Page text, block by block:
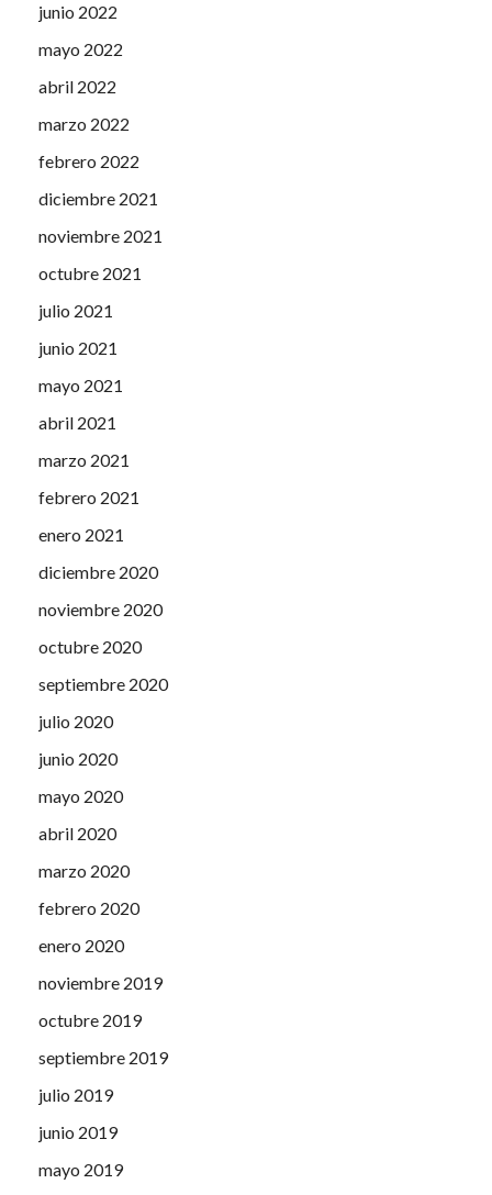
junio 2022
mayo 2022
abril 2022
marzo 2022
febrero 2022
diciembre 2021
noviembre 2021
octubre 2021
julio 2021
junio 2021
mayo 2021
abril 2021
marzo 2021
febrero 2021
enero 2021
diciembre 2020
noviembre 2020
octubre 2020
septiembre 2020
julio 2020
junio 2020
mayo 2020
abril 2020
marzo 2020
febrero 2020
enero 2020
noviembre 2019
octubre 2019
septiembre 2019
julio 2019
junio 2019
mayo 2019